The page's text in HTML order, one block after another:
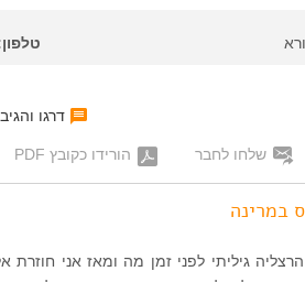
דרגו
שלחו לחבר הורידו כקובץ PDF
במרינה
גיליתי לפני זמן מה ומאז אני חוזרת